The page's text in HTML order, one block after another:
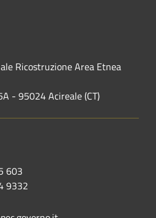
Ricostruzione Area Etnea
- 95024 Acireale (CT)
603
9332